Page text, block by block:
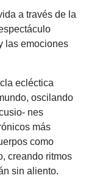
a través de la
las emociones
ecléctica
oscilando
nes
más
como
creando ritmos
sin aliento.